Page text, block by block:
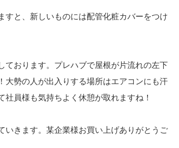
すと、新しいものには配管化粧カバーをつけ
ております。プレハブで屋根が片流れの左下
大勢の人が出入りする場所はエアコンにも汗
員様も気持ちよく休憩が取れますね！
いきます。某企業様お買い上げありがとうご